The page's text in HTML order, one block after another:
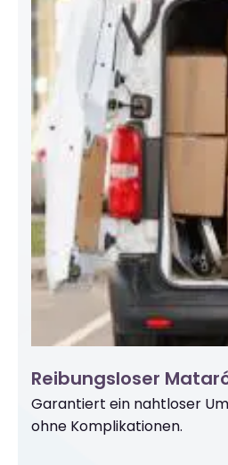
Reibungsloser
Garantiert ein nahtloser
ohne Komplikationen.